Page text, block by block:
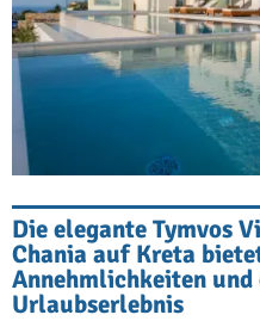
Die elegante Tymvos
Chania auf Kreta
Annehmlichkeiten und
Urlaubserlebnis